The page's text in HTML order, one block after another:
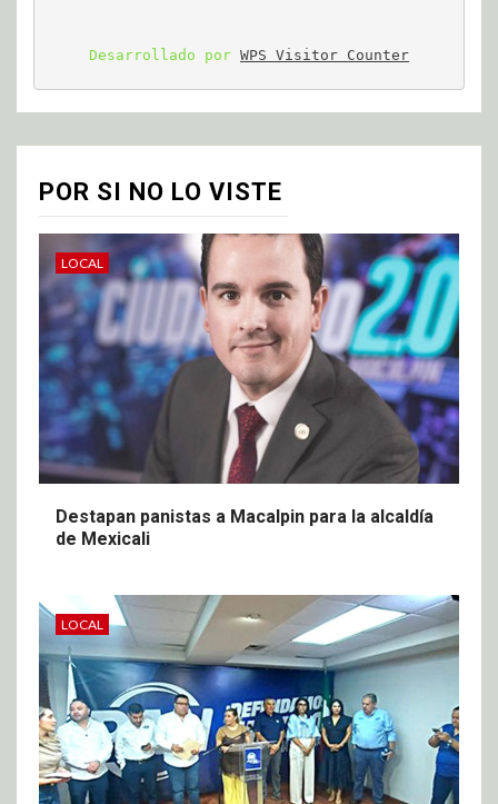
Desarrollado por WPS Visitor Counter
POR SI NO LO VISTE
LOCAL
Destapan panistas a Macalpin para la alcaldía
de Mexicali
LOCAL